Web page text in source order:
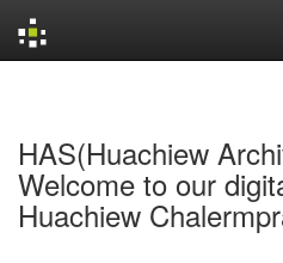
HAS(Huachiew
Welcome to our
Huachiew